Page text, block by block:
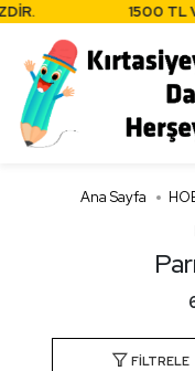
1500 TL VE
Ana Sayfa
FILTRELE